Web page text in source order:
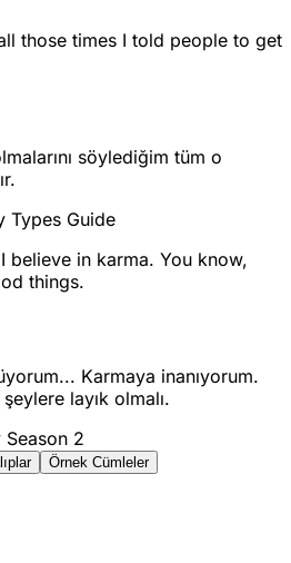
those times I told people to get
söylediğim tüm o
Types Guide
believe in karma. You know,
things.
Karmaya inanıyorum.
layık olmalı.
2
Örnek Cümleler